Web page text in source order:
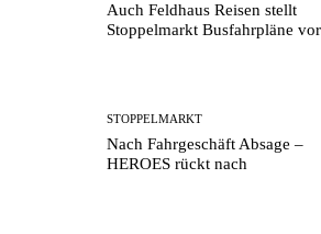
Auch Feldhaus Reisen stellt
Stoppelmarkt Busfahrpläne vor
STOPPELMARKT
Nach Fahrgeschäft Absage –
HEROES rückt nach